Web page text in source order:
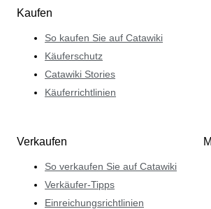
Kaufen
So kaufen Sie auf Catawiki
Käuferschutz
Catawiki Stories
Käuferrichtlinien
Verkaufen
So verkaufen Sie auf Catawiki
Verkäufer-Tipps
Einreichungsrichtlinien